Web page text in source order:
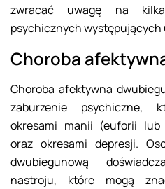
zwracać uwagę na
psychicznych występujących
Choroba
Choroba afektywna
zaburzenie psychiczne,
okresami manii (euforii lub
oraz okresami depresji.
dwubiegunową
nastroju, które mogą